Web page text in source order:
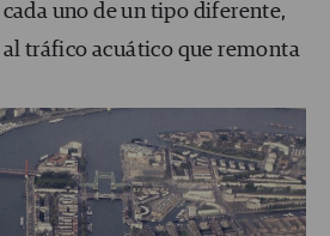
uno de un tipo diferente,
al tráfico acuático que remonta